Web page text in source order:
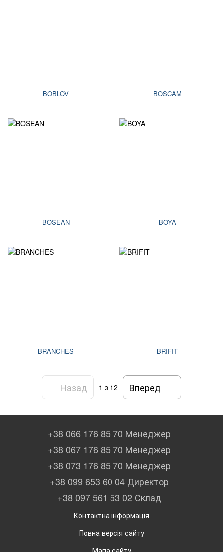
BOBLOV BOSCAM
BOSEAN BOYA
BRANCHES BRIFIT
Назад 1 з 12 Вперед
+38 066 176 85 70 Менеджер
+38 067 176 85 70 Менеджер
+38 073 176 85 70 Менеджер
+38 099 653 60 04 Директор
+38 097 561 53 02 Склад
Контактна інформація
Повна версія сайту
Мапа сайту